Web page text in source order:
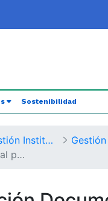
Sostenibilidad
Sistema Integrado de Gestión Institucional
Tablas de Retención Documental por Procesos